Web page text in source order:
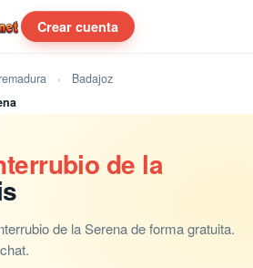
Crear cuenta
Badajoz
de la
de la Serena de forma gratuita.